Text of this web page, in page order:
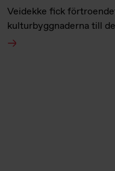
Veidekke fick
kulturbyggnaderna till